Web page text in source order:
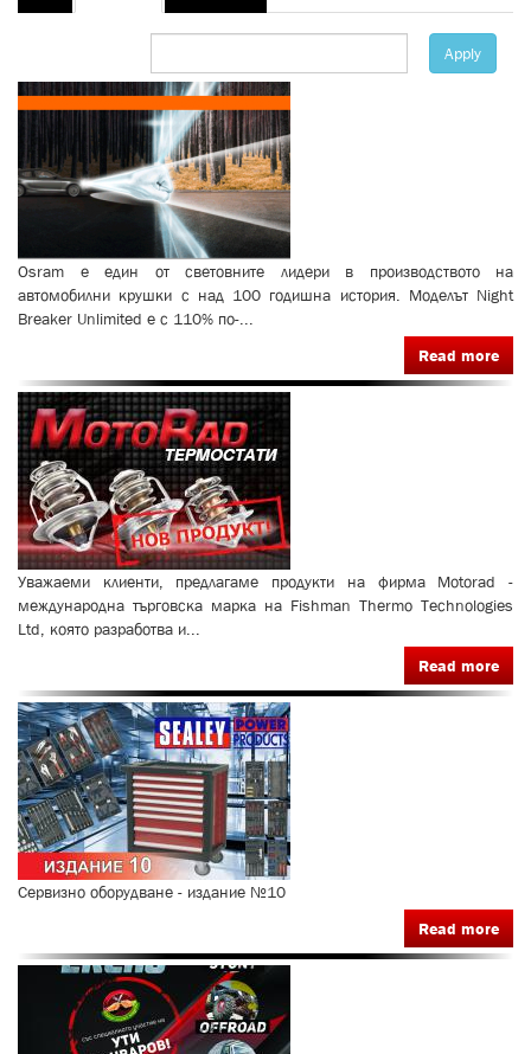
tabs
tab)
Apply
Osram е един от световните лидери в производството на
автомобилни крушки с над 100 годишна история. Моделът Night
Breaker Unlimited е с 110% по-...
Read more
Уважаеми клиенти, предлагаме продукти на фирма Motorad -
международна търговска марка на Fishman Thermo Technologies
Ltd, която разработва и...
Read more
Сервизно оборудване - издание №10
Read more